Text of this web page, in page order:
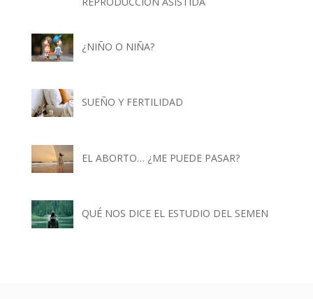
¿NIÑO O NIÑA?
SUEÑO Y FERTILIDAD
EL ABORTO… ¿ME PUEDE PASAR?
QUÉ NOS DICE EL ESTUDIO DEL SEMEN